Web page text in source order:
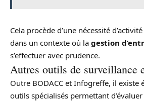
Cela procède d’une nécessité
dans un contexte où la gestion
s’effectuer avec prudence.
Autres outils de surveillance
Outre BODACC et Infogreffe, il existe
outils spécialisés permettant